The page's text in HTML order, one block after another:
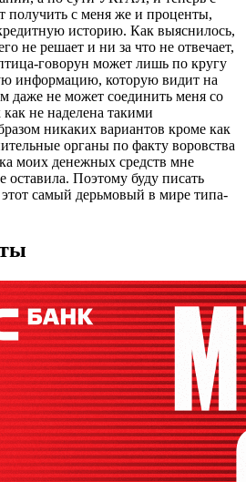
получить с меня же и проценты,
историю. Как выяснилось,
не решает и ни за что не отвечает,
говорун может лишь по кругу
информацию, которую видит на
даже не может соединить меня со
не наделена такими
никаких вариантов кроме как
органы по факту воровства
моих денежных средств мне
оставила. Поэтому буду писать
самый дерьмовый в мире типа-